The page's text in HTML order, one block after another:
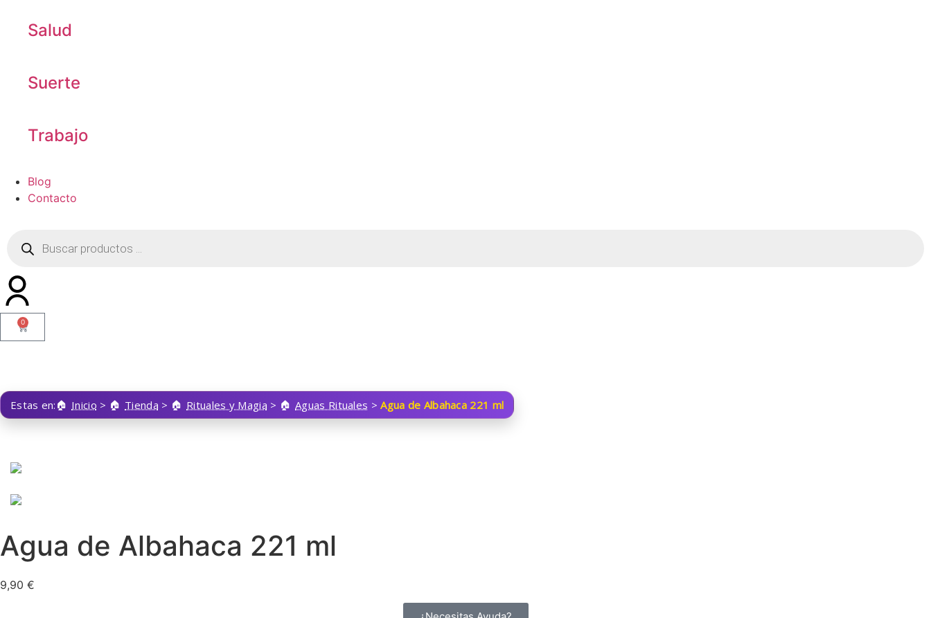
Salud
Suerte
Trabajo
Blog
Contacto
0
Estas en: Inicio > Tienda > Rituales y Magia > Aguas Rituales >Agua de Albahaca 221 ml
Agua de Albahaca 221 ml
9,90 €